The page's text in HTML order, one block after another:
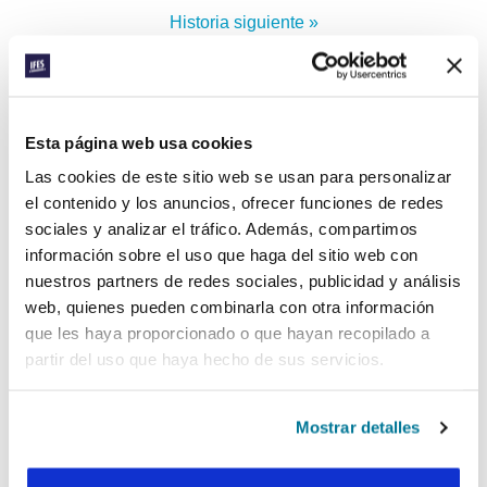
Esta página web usa cookies
Las cookies de este sitio web se usan para personalizar
el contenido y los anuncios, ofrecer funciones de redes
sociales y analizar el tráfico. Además, compartimos
información sobre el uso que haga del sitio web con
nuestros partners de redes sociales, publicidad y análisis
web, quienes pueden combinarla con otra información
que les haya proporcionado o que hayan recopilado a
partir del uso que haya hecho de sus servicios.
Mostrar detalles
Historia siguiente »
SUSCRIBIRSE A PRAYERLINE
Nombre de pila:
Apellido:
Correo electrónico:
ENVIAR
Cada semana, IFES envía un breve correo electrónico con historias
de los movimientos estudiantiles y el ministerio de IFES de todo el